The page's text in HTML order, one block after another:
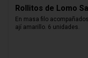
Rollitos de Lomo
En masa filo
ají amarillo. 6 unidades.